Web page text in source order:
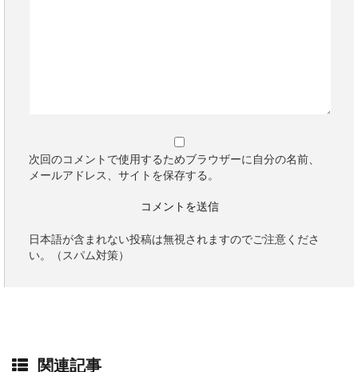
次回のコメントで使用するためブラウザーに自分の名前、
メールアドレス、サイトを保存する。
日本語が含まれない投稿は無視されますのでご注意くださ
い。（スパム対策）
関連記事